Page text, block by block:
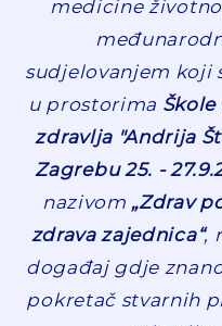
medicine
sudjelovanjem koji
u prostorima
zdravlja "Andrija
Zagrebu25. -
nazivom „Zdrav
zdrava zajednica“,
događaj gdje
pokretač stvarnih